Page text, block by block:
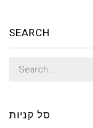
SEARCH
Search
סל קניות